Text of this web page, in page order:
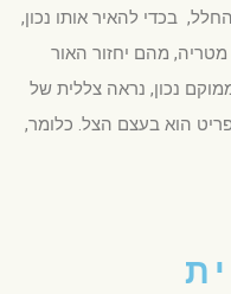
בכדי להאיר אותו נכון,
מטריה, מהם יחזור האור
נכון, נראה צללית של
הוא בעצם הצל. כלומר,